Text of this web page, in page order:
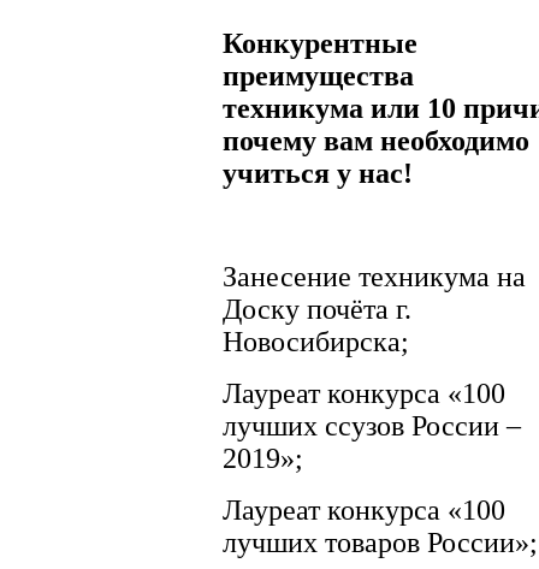
Конкурентные
преимущества
техникума или 10
почему вам необходимо
учиться у нас!
Занесение техникума на
Доску почёта г.
Новосибирска;
Лауреат конкурса «100
лучших ссузов России –
2019»;
Лауреат конкурса «100
лучших товаров России»;